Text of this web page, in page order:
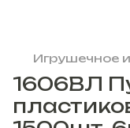
Игрушечное
1606ВЛ